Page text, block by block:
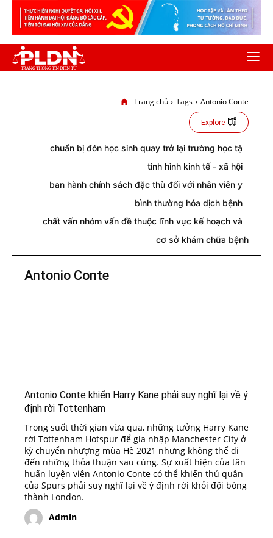
Trang chủ Tags Antonio Conte
Explore
chuẩn bị đón học sinh quay trở lại trường học tậ
tình hình kinh tế - xã hội
ban hành chính sách đặc thù đối với nhân viên y
bình thường hóa dịch bệnh
chất vấn nhóm vấn đề thuộc lĩnh vực kế hoạch và
cơ sở khám chữa bệnh
Antonio Conte
Antonio Conte khiến Harry Kane phải suy nghĩ lại về ý
định rời Tottenham
Trong suốt thời gian vừa qua, những tưởng Harry Kane
rời Tottenham Hotspur để gia nhập Manchester City ở
kỳ chuyển nhượng mùa Hè 2021 nhưng không thể đi
đến những thỏa thuận sau cùng. Sự xuất hiện của tân
huấn luyện viên Antonio Conte có thể khiến thủ quân
của Spurs phải suy nghĩ lại về ý định rời khỏi đội bóng
thành London.
Admin